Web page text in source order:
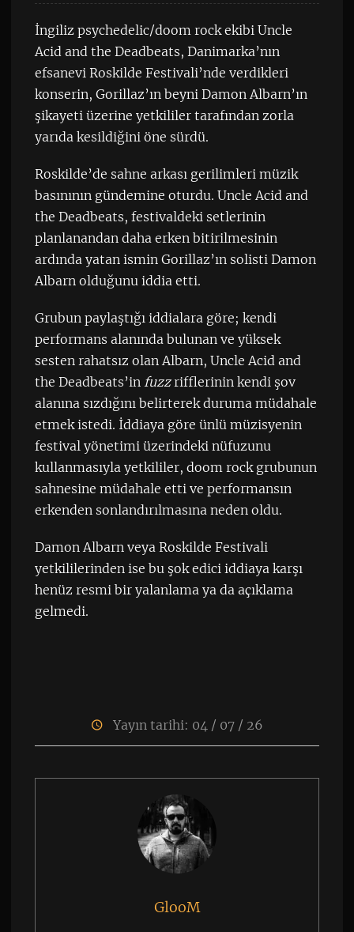
İngiliz psychedelic/doom rock ekibi Uncle
Acid and the Deadbeats, Danimarka’nın
efsanevi Roskilde Festivali’nde verdikleri
konserin, Gorillaz’ın beyni Damon Albarn’ın
şikayeti üzerine yetkililer tarafından zorla
yarıda kesildiğini öne sürdü.
Roskilde’de sahne arkası gerilimleri müzik
basınının gündemine oturdu. Uncle Acid and
the Deadbeats, festivaldeki setlerinin
planlanandan daha erken bitirilmesinin
ardında yatan ismin Gorillaz’ın solisti Damon
Albarn olduğunu iddia etti.
Grubun paylaştığı iddialara göre; kendi
performans alanında bulunan ve yüksek
sesten rahatsız olan Albarn, Uncle Acid and
the Deadbeats’in fuzzrifflerinin kendi şov
alanına sızdığını belirterek duruma müdahale
etmek istedi. İddiaya göre ünlü müzisyenin
festival yönetimi üzerindeki nüfuzunu
kullanmasıyla yetkililer, doom rock grubunun
sahnesine müdahale etti ve performansın
erkenden sonlandırılmasına neden oldu.
Damon Albarn veya Roskilde Festivali
yetkililerinden ise bu şok edici iddiaya karşı
henüz resmi bir yalanlama ya da açıklama
gelmedi.
Yayın tarihi: 04 / 07 / 26
GlooM